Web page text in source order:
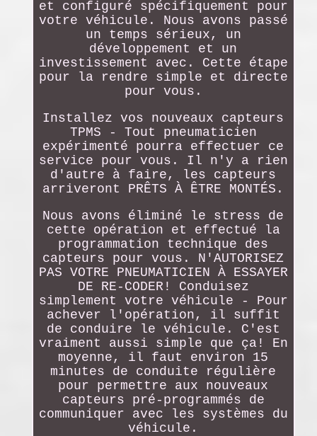
et configuré spécifiquement pour
votre véhicule. Nous avons passé
un temps sérieux, un
développement et un
investissement avec. Cette étape
pour la rendre simple et directe
pour vous.
Installez vos nouveaux capteurs
TPMS - Tout pneumaticien
expérimenté pourra effectuer ce
service pour vous. Il n'y a rien
d'autre à faire, les capteurs
arriveront PRÊTS À ÊTRE MONTÉS.
Nous avons éliminé le stress de
cette opération et effectué la
programmation technique des
capteurs pour vous. N'AUTORISEZ
PAS VOTRE PNEUMATICIEN À ESSAYER
DE RE-CODER! Conduisez
simplement votre véhicule - Pour
achever l'opération, il suffit
de conduire le véhicule. C'est
vraiment aussi simple que ça! En
moyenne, il faut environ 15
minutes de conduite régulière
pour permettre aux nouveaux
capteurs pré-programmés de
communiquer avec les systèmes du
véhicule.